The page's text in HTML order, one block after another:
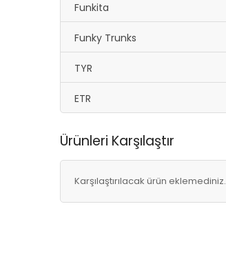
Funkita
Funky Trunks
TYR
ETR
Ürünleri Karşılaştır
Karşılaştırılacak ürün eklemediniz.